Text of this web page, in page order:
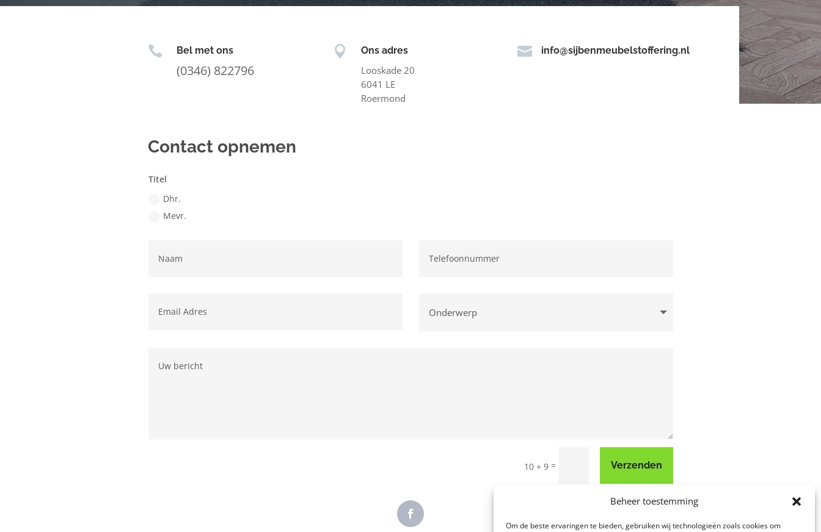
Beheer toestemming
Om de beste ervaringen te bieden, gebruiken wij technologieën zoals cookies om
 Bel met ons
(0346) 822796
 Ons adres
Looskade 20
6041 LE
Roermond
 info@sijbenmeubelstoffering.nl
Contact opnemen
Titel
Dhr.
Mevr.
10 + 9 = Verzenden